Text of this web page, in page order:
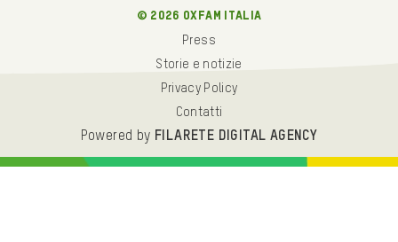
© 2026 oxfam italia
Press
Storie e notizie
Privacy Policy
Contatti
Powered by FILARETE DIGITAL AGENCY